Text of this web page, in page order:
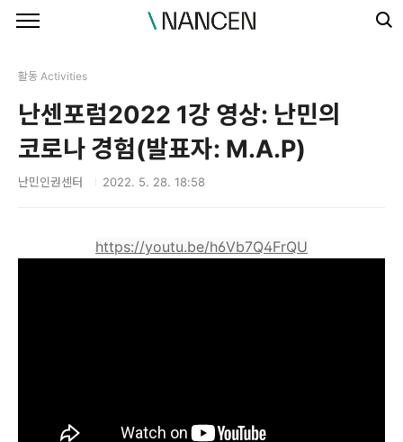
활동 Activities
난센포럼2022 1강 영상: 난민의
코로나 경험(발표자: M.A.P)
난민인권센터 2022. 5. 28. 18:58
https://youtu.be/h6Vb7Q4FrQU